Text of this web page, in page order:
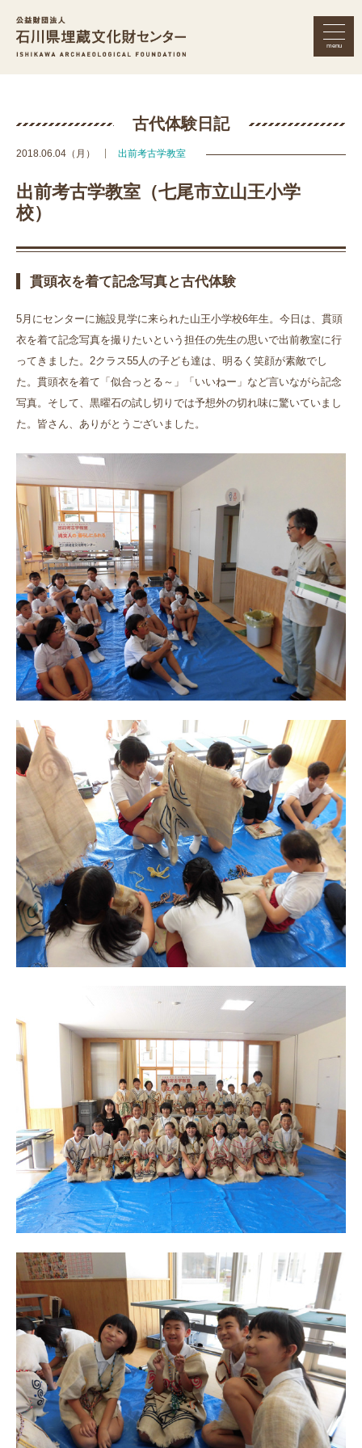
menu
古代体験日記
2018.06.04（月） 出前考古学教室
出前考古学教室（七尾市立山王小学
校）
貫頭衣を着て記念写真と古代体験
5月にセンターに施設見学に来られた山王小学校6年生。今日は、貫頭
衣を着て記念写真を撮りたいという担任の先生の思いで出前教室に行
ってきました。2クラス55人の子ども達は、明るく笑顔が素敵でし
た。貫頭衣を着て「似合っとる～」「いいねー」など言いながら記念
写真。そして、黒曜石の試し切りでは予想外の切れ味に驚いていまし
た。皆さん、ありがとうございました。